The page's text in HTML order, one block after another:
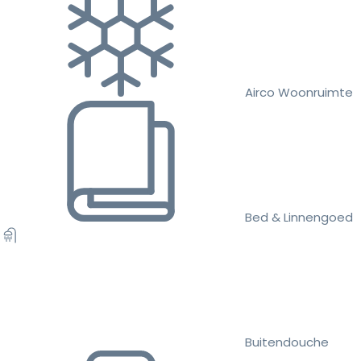
Airco Woonruimte
Bed & Linnengoed
Buitendouche